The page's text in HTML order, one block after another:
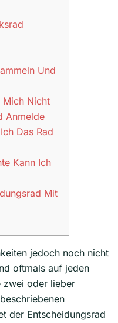
Und
Mich Nicht
Anmelde
Das Rad
Kann Ich
Mit
jedoch noch nicht
oftmals auf jeden
zwei oder lieber
der Entscheidungsrad